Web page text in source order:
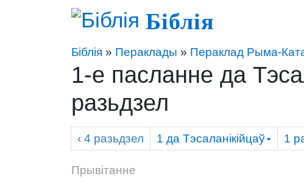
Біблія
Біблія » Пераклады » Пераклад Рыма-
1-е пасланне да
разьдзел
‹ 4 разьдзел 1 да Тэсаланікійцаў 1
Прывітанне